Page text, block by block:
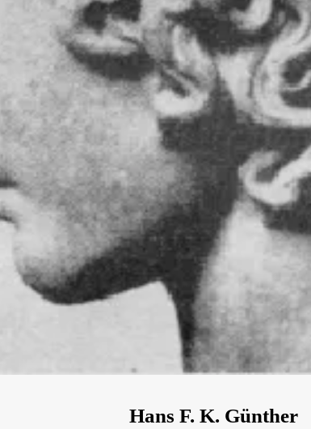
Hans F. K. Günther